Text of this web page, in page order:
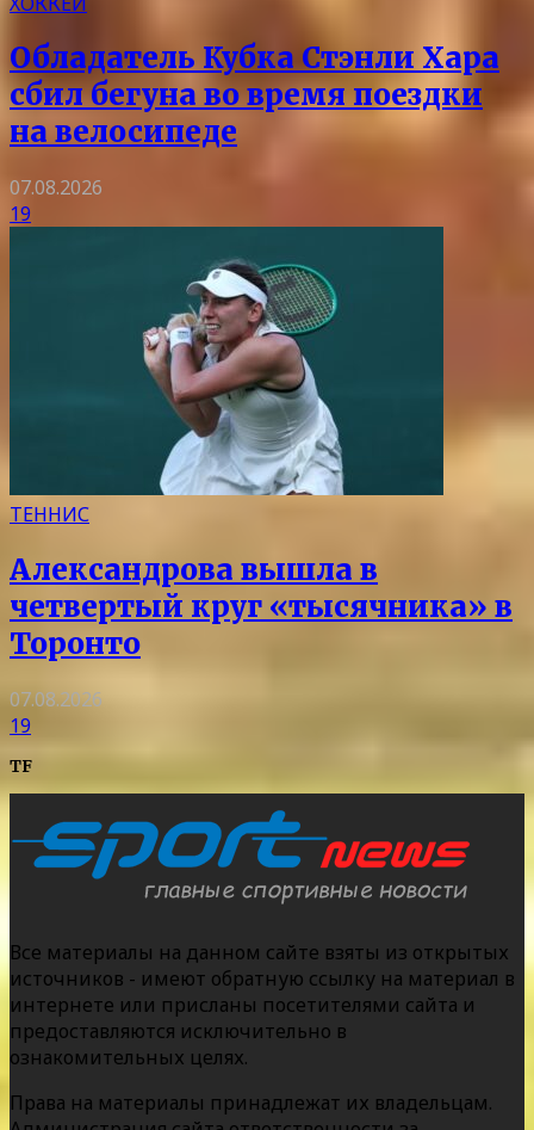
Обладатель Кубка Стэнли Хара
сбил бегуна во время поездки
на велосипеде
07.08.2026
19
ТЕННИС
Александрова вышла в
четвертый круг «тысячника» в
Торонто
07.08.2026
19
TF
Все материалы на данном сайте взяты из открытых
источников - имеют обратную ссылку на материал в
интернете или присланы посетителями сайта и
предоставляются исключительно в
ознакомительных целях.
Права на материалы принадлежат их владельцам.